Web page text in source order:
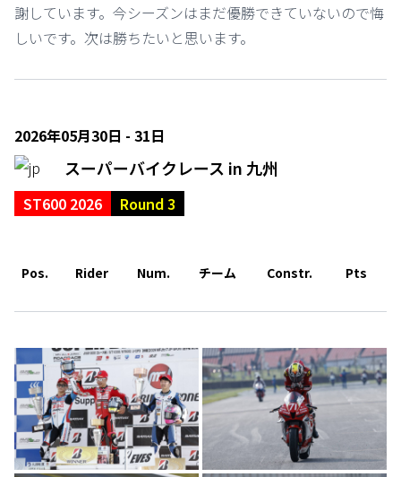
謝しています。今シーズンはまだ優勝できていないので悔
しいです。次は勝ちたいと思います。
2026年05月30日 - 31日
スーパーバイクレース in 九州
ST600 2026 Round 3
Pos. Rider Num. チーム Constr. Pts